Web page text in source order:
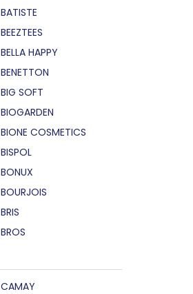
BATISTE
BEEZTEES
BELLA HAPPY
BENETTON
BIG SOFT
BIOGARDEN
BIONE COSMETICS
BISPOL
BONUX
BOURJOIS
BRIS
BROS
CAMAY